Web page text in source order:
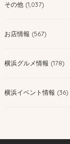
その他 (1,037)
お店情報 (567)
横浜グルメ情報 (178)
横浜イベント情報 (36)